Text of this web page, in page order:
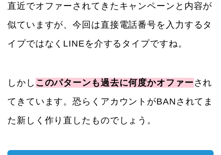
直近でオファーされてきたキャンペーンと内容が
似ていますが、今回は直接電話番号を入力するタ
イプではなくLINEを介するタイプですね。
しかし このパターンも過去に何度かオファーされ
てきています。恐らくアカウントがBANされてま
た新しく作り直したものでしょう。